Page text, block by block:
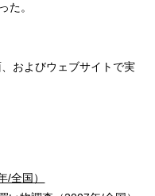
た。
およびウェブサイトで実
/全国）